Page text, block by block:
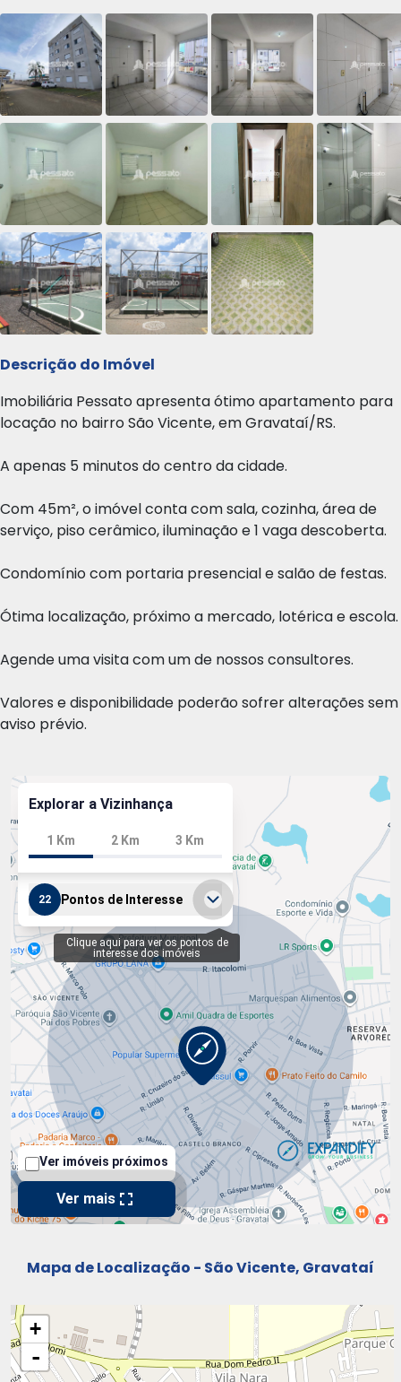
Descrição do Imóvel
Imobiliária Pessato apresenta ótimo apartamento para
locação no bairro São Vicente, em Gravataí/RS.
A apenas 5 minutos do centro da cidade.
Com 45m², o imóvel conta com sala, cozinha, área de
serviço, piso cerâmico, iluminação e 1 vaga descoberta.
Condomínio com portaria presencial e salão de festas.
Ótima localização, próximo a mercado, lotérica e escola.
Agende uma visita com um de nossos consultores.
Valores e disponibilidade poderão sofrer alterações sem
aviso prévio.
Mapa de Localização - São Vicente, Gravataí